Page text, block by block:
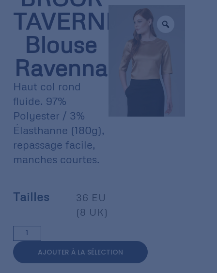
TAVERNER
Blouse
Ravenna
Haut col rond
fluide. 97%
Polyester / 3%
Élasthanne (180g),
repassage facile,
manches courtes.
Tailles
36 EU
(8 UK)
AJOUTER À LA SÉLECTION